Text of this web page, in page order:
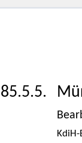
85.5.5.
KdiH-